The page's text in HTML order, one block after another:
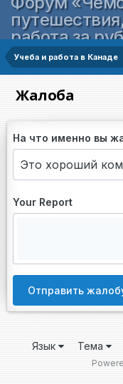
работа за
Учеба и работа в Канаде
Жалоба
На что именно вы
Your Report
Отправить
Язык Тема